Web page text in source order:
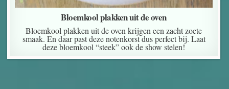
Bloemkool plakken uit de oven
Bloemkool plakken uit de oven krijgen een zacht zoete
smaak. En daar past deze notenkorst dus perfect bij. Laat
deze bloemkool “steek” ook de show stelen!